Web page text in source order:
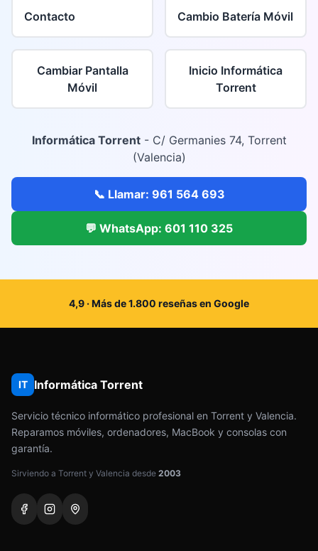
Contacto Cambio Batería Móvil
Cambiar Pantalla
Móvil
Inicio Informática
Torrent
Informática Torrent- C/ Germanies 74, Torrent
(Valencia)
📞 Llamar: 961 564 693
💬 WhatsApp: 601 110 325
4,9 · Más de 1.800 reseñas en Google
IT Informática Torrent
Servicio técnico informático profesional en Torrent y Valencia.
Reparamos móviles, ordenadores, MacBook y consolas con
garantía.
Sirviendo a Torrent y Valencia desde 2003